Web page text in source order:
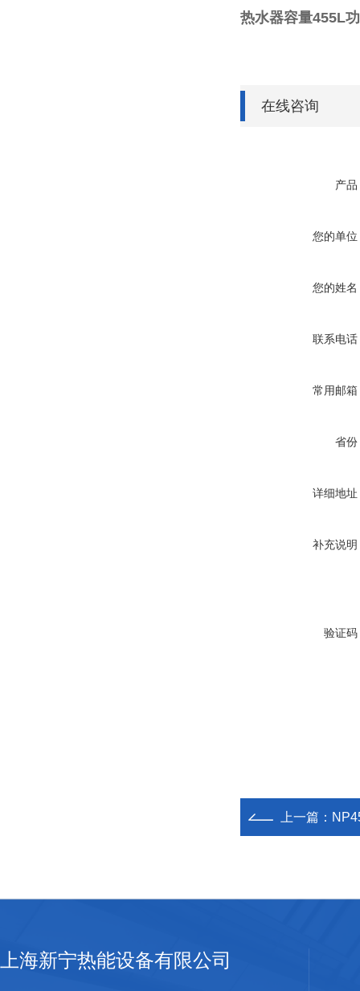
热水器容量455L
在线咨询
产品
您的单位
您的姓名
联系电话
常用邮箱
省份
详细地址
补充说明
验证码
上一篇：
上海新宁热能设备有限公司